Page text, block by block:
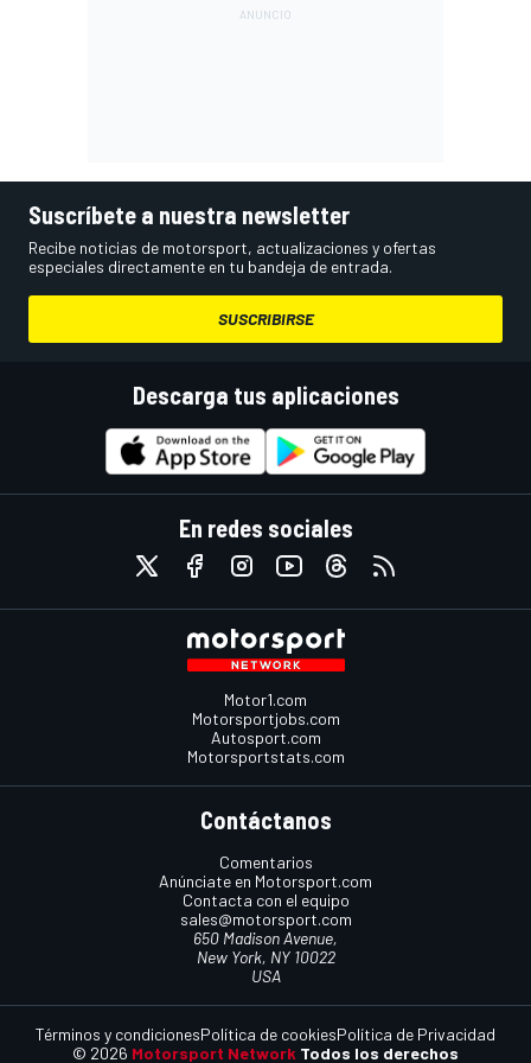
Suscríbete a nuestra newsletter
Recibe noticias de motorsport, actualizaciones y ofertas
especiales directamente en tu bandeja de entrada.
SUSCRIBIRSE
Descarga tus aplicaciones
En redes sociales
Motor1.com
Motorsportjobs.com
Autosport.com
Motorsportstats.com
Contáctanos
Comentarios
Anúnciate en Motorsport.com
Contacta con el equipo
sales@motorsport.com
650 Madison Avenue,
New York, NY 10022
USA
© 2026 Motorsport Network Todos los derechos
Términos y condicionesPolítica de cookiesPolítica de Privacidad